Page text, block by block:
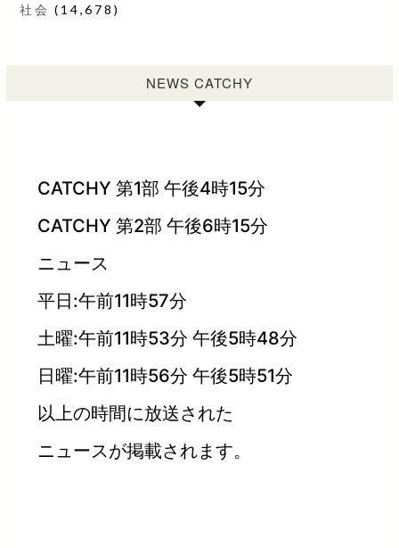
社会 (14,678)
NEWS CATCHY
CATCHY 第1部 午後4時15分
CATCHY 第2部 午後6時15分
ニュース
平日:午前11時57分
土曜:午前11時53分 午後5時48分
日曜:午前11時56分 午後5時51分
以上の時間に放送された
ニュースが掲載されます。